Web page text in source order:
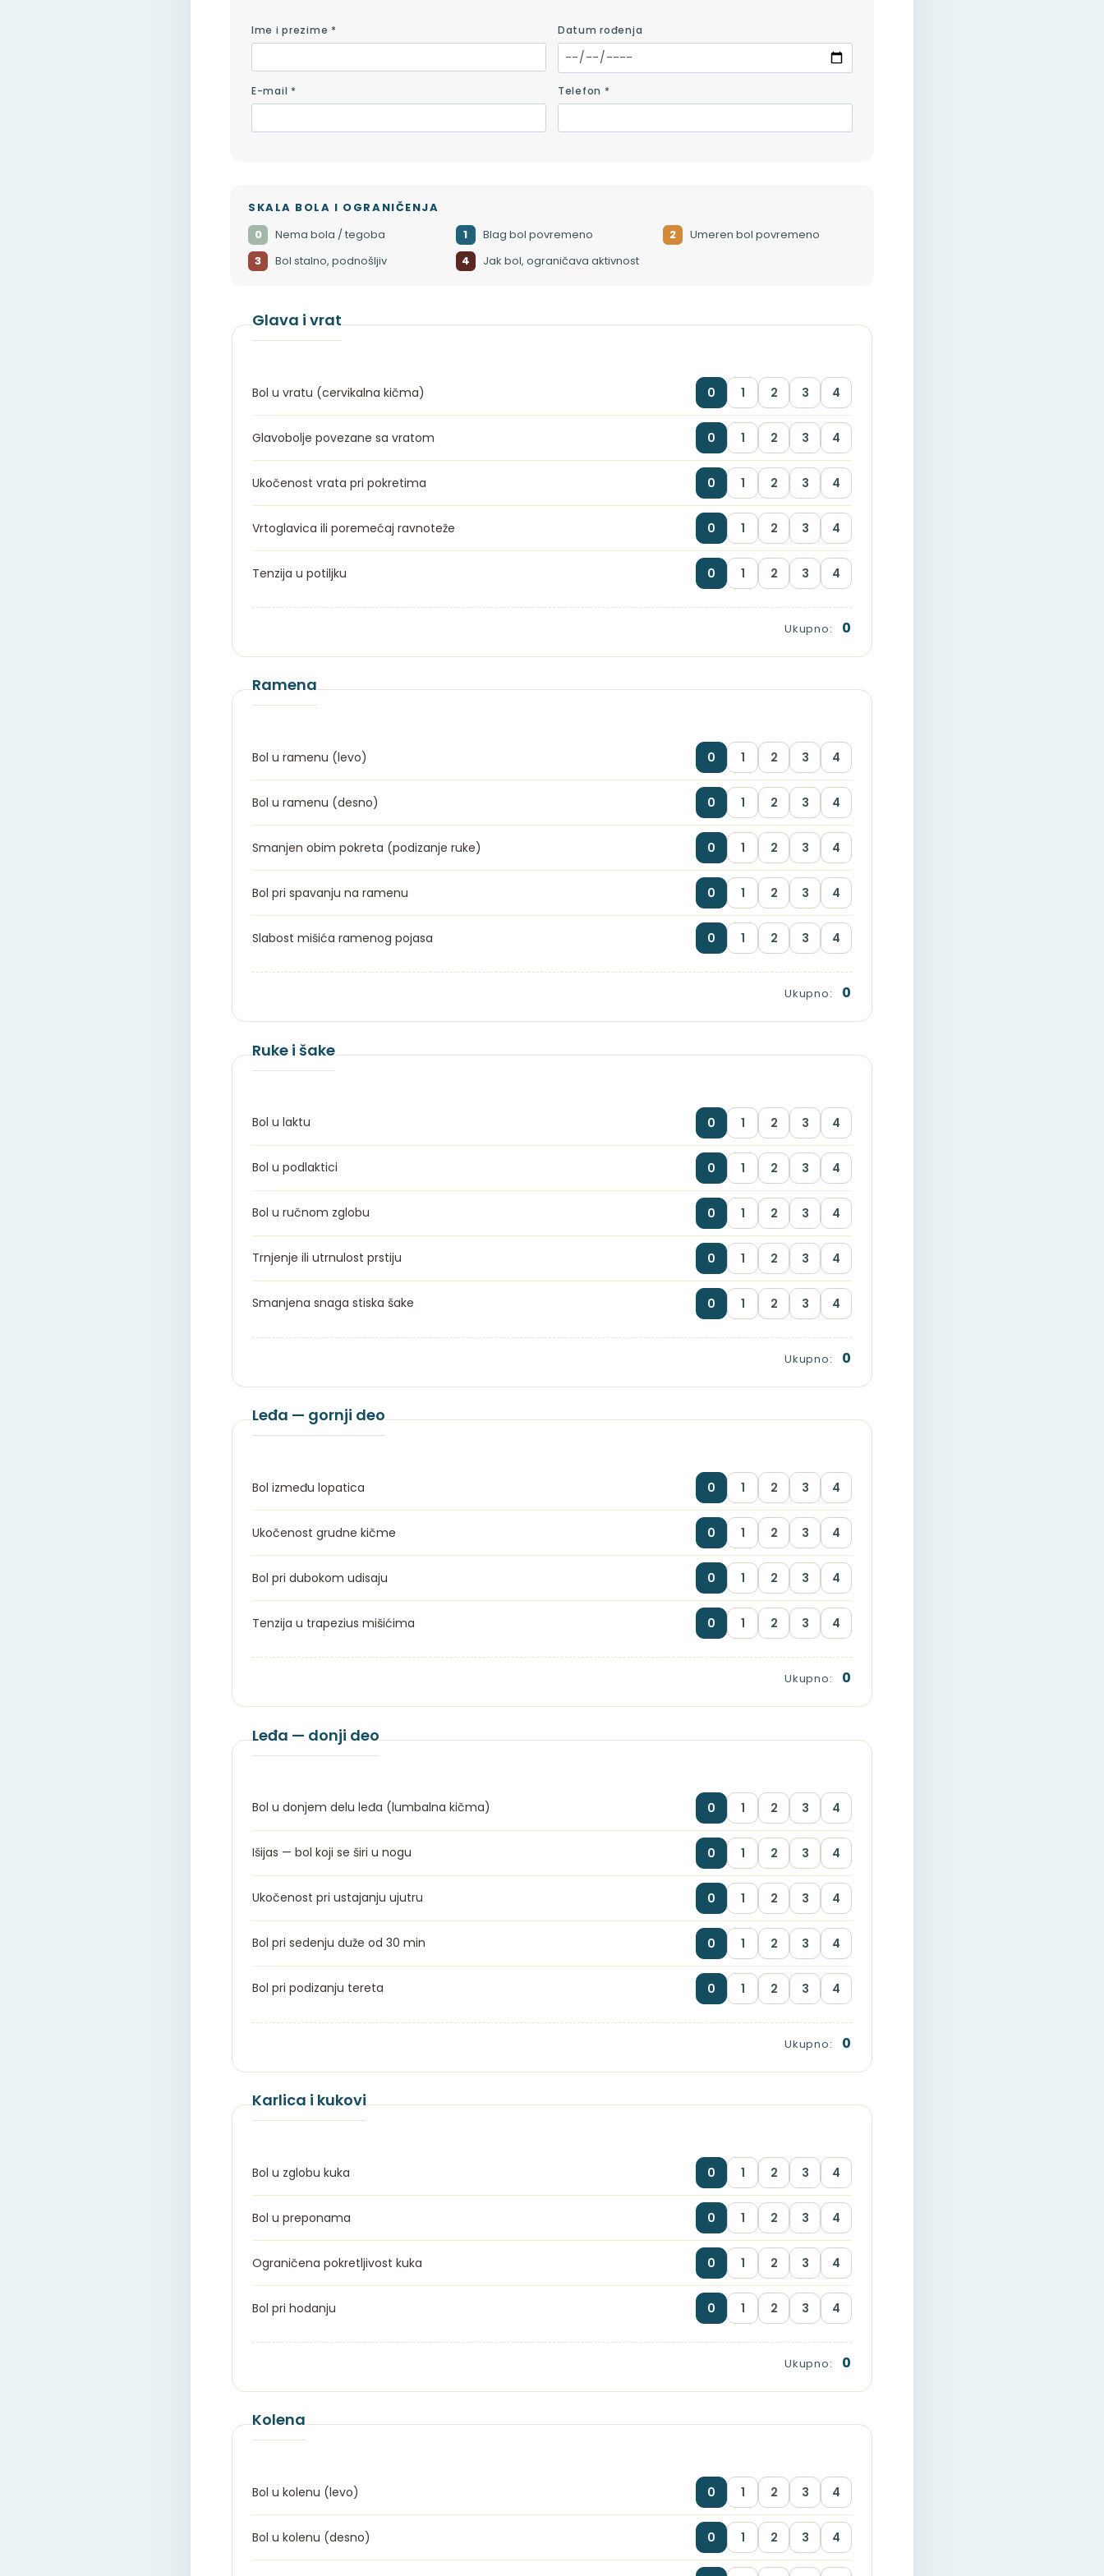
Ime i prezime * Datum rođenja
E-mail * Telefon *
SKALA BOLA I OGRANIČENJA
0
Nema bola / tegoba 1 Blag bol povremeno 2
Umeren bol povremeno
3
Bol stalno, podnošljiv 4 Jak bol, ograničava aktivnost
Glava i vrat
Bol u vratu (cervikalna kičma) 0 1 2 3 4
Glavobolje povezane sa vratom 0 1 2 3 4
Ukočenost vrata pri pokretima 0 1 2 3 4
Vrtoglavica ili poremećaj ravnoteže 0 1 2 3 4
Tenzija u potiljku 0 1 2 3 4
Ukupno: 0
Ramena
Bol u ramenu (levo) 0 1 2 3 4
Bol u ramenu (desno) 0 1 2 3 4
Smanjen obim pokreta (podizanje ruke) 0 1 2 3 4
Bol pri spavanju na ramenu 0 1 2 3 4
Slabost mišića ramenog pojasa 0 1 2 3 4
Ukupno: 0
Ruke i šake
Bol u laktu 0 1 2 3 4
Bol u podlaktici 0 1 2 3 4
Bol u ručnom zglobu 0 1 2 3 4
Trnjenje ili utrnulost prstiju 0 1 2 3 4
Smanjena snaga stiska šake 0 1 2 3 4
Ukupno: 0
Leđa — gornji deo
Bol između lopatica 0 1 2 3 4
Ukočenost grudne kičme 0 1 2 3 4
Bol pri dubokom udisaju 0 1 2 3 4
Tenzija u trapezius mišićima 0 1 2 3 4
Ukupno: 0
Leđa — donji deo
Bol u donjem delu leđa (lumbalna kičma) 0 1 2 3 4
Išijas — bol koji se širi u nogu 0 1 2 3 4
Ukočenost pri ustajanju ujutru 0 1 2 3 4
Bol pri sedenju duže od 30 min 0 1 2 3 4
Bol pri podizanju tereta 0 1 2 3 4
Ukupno: 0
Karlica i kukovi
Bol u zglobu kuka 0 1 2 3 4
Bol u preponama 0 1 2 3 4
Ograničena pokretljivost kuka 0 1 2 3 4
Bol pri hodanju 0 1 2 3 4
Ukupno: 0
Kolena
Bol u kolenu (levo) 0 1 2 3 4
Bol u kolenu (desno) 0 1 2 3 4